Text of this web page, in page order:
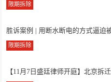
案由：限期...
限期拆除
胜诉案例 | 用断水断电的方式逼迫
法
限期拆除
【11月7日盛廷律师开庭】北京拆